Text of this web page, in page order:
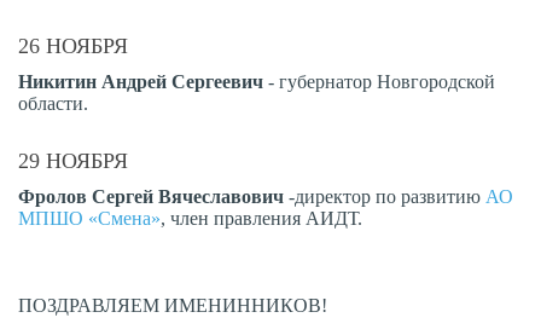
26 НОЯБРЯ
Никитин Андрей Сергеевич - губернатор Новгородской
области.
29 НОЯБРЯ
Фролов Сергей Вячеславович -директор по развитию АО
МПШО «Смена», член правления АИДТ.
ПОЗДРАВЛЯЕМ ИМЕНИННИКОВ!